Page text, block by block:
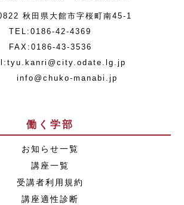
秋田県大館市字桜町南45-1
TEL:0186-42-4369
FAX:0186-43-3536
info@chuko-manabi.jp
働く学部
お知らせ一覧
講座一覧
受講者利用規約
講座適性診断